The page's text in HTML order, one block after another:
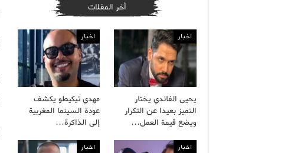
أخر المقلات
اخبار
يحيى الفاندي يختار
التميز بعيدا عن التكرار
ويضع قيمة العمل…
اخبار
مهدي تيكيطو يكشف
عودة السينما المغربية
إلى الذاكرة…
اخبار اخبار